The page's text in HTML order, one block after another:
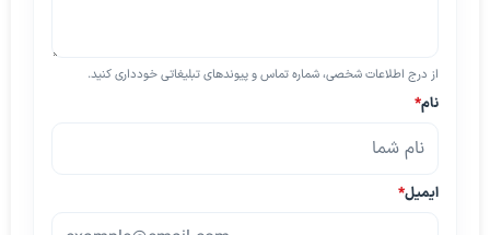
از درج اطلاعات شخصی، شماره تماس و پیوندهای تبلیغاتی خودداری کنید.
نام*
ایمیل*